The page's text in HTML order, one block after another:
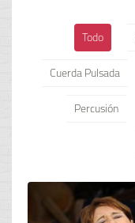
Todo
Cuerda Pulsada
Percusión